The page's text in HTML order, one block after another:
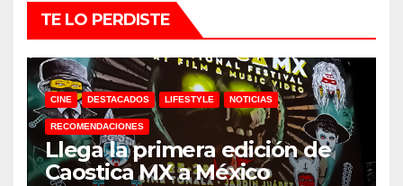
TE LO PERDISTE
CINE DESTACADOS LIFESTYLE NOTICIAS
RECOMENDACIONES
Llega la primera edición de
Caostica MX a México